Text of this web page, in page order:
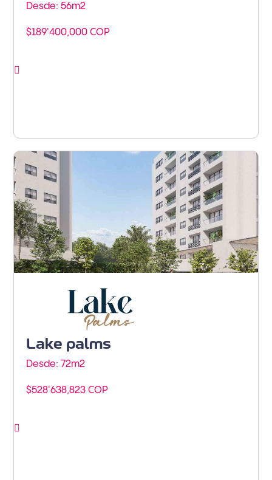
Desde: 56m2
$189'400,000 COP
Barranquilla - Buenavista
Lake palms
Desde: 72m2
$528'638,823 COP